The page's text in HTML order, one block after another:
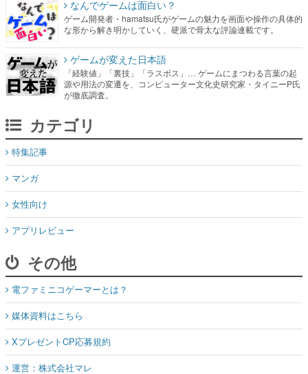
ゲームが変えた日本語
「経験値」「裏技」「ラスボス」… ゲームにまつわる言葉の起
源や用法の変遷を、コンピューター文化史研究家・タイニーP氏
カテゴリ
マンガ
女性向け
アプリレビュー
その他
電ファミニコゲーマーとは？
媒体資料はこちら
XプレゼントCP応募規約
運営：株式会社マレ